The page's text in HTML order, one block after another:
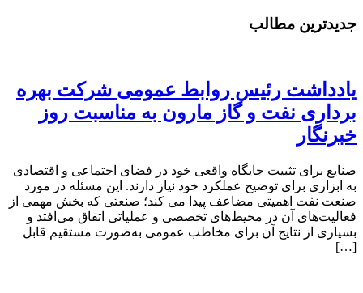
جدیدترین مطالب
یادداشت رئیس روابط عمومی شرکت بهره
برداری نفت و گاز مارون به مناسبت روز
خبرنگار
صنایع برای تثبیت جایگاه واقعی خود در فضای اجتماعی و اقتصادی
به ابزاری برای توضیح عملکرد خود نیاز دارند. این مسئله در مورد
صنعت نفت اهمیتی مضاعف پیدا می کند؛ صنعتی که بخش مهمی از
فعالیت‌های آن در محیط‌های تخصصی و عملیاتی اتفاق می‌افتد و
بسیاری از نتایج آن برای مخاطب عمومی به‌صورت مستقیم قابل
[…]